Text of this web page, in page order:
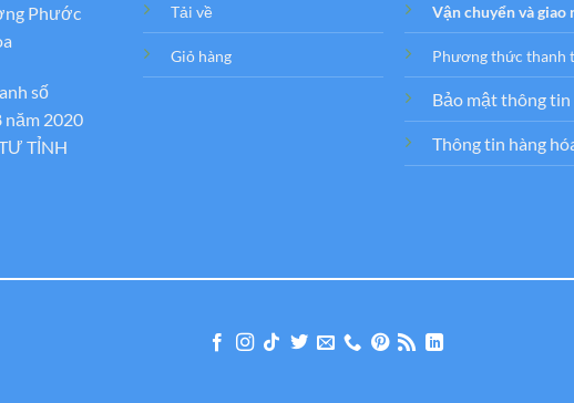
Phước
số
năm 2020
TỈNH
Tải về
Giỏ hàng
Vận chuyển và giao
Phương thức thanh
Bảo mật thông tin
Thông tin hàng